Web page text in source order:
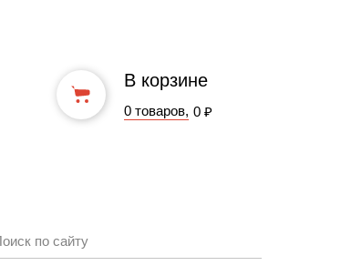
В корзине
0 товаров, 0 ₽